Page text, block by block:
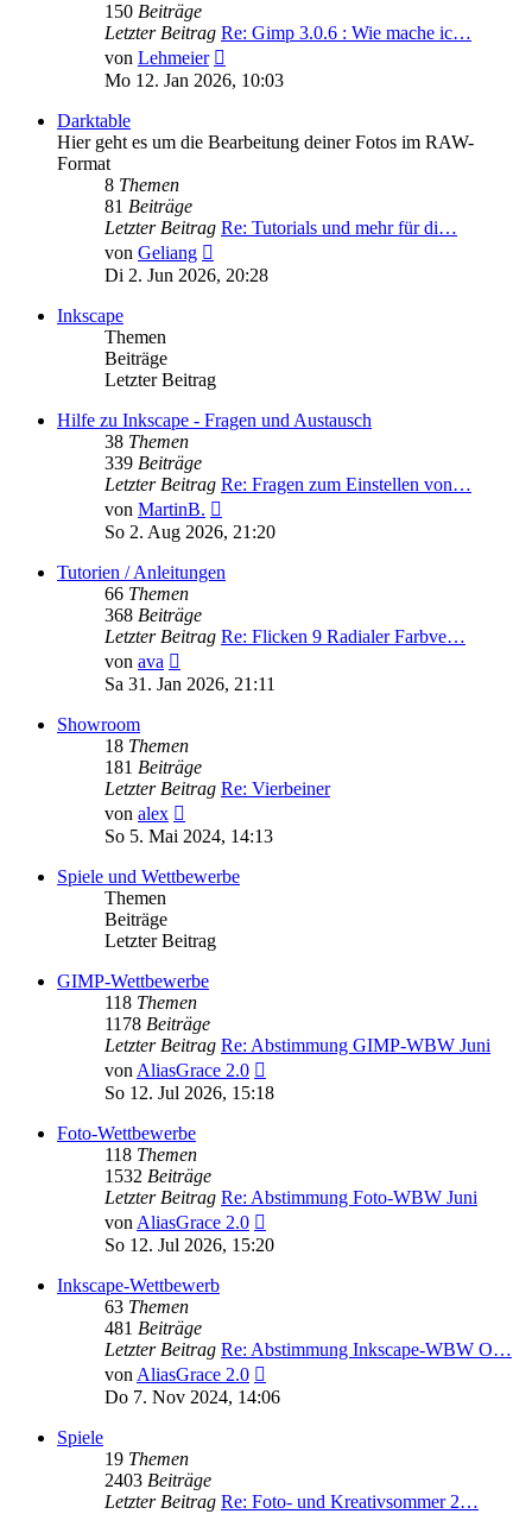
150 Beiträge
Letzter Beitrag Re: Gimp 3.0.6 : Wie mache ic…
von Lehmeier
Beitrag
Mo 12. Jan 2026, 10:03
Darktable
Hier geht es um die Bearbeitung deiner Fotos im RAW-
Format
8 Themen
81 Beiträge
Letzter Beitrag Re: Tutorials und mehr für di…
von Geliang
Beitrag
Di 2. Jun 2026, 20:28
Inkscape
Themen
Beiträge
Letzter Beitrag
Hilfe zu Inkscape - Fragen und Austausch
38 Themen
339 Beiträge
Letzter Beitrag Re: Fragen zum Einstellen von…
von MartinB.
Beitrag
So 2. Aug 2026, 21:20
Tutorien / Anleitungen
66 Themen
368 Beiträge
Letzter Beitrag Re: Flicken 9 Radialer Farbve…
von ava
Beitrag
Sa 31. Jan 2026, 21:11
Showroom
18 Themen
181 Beiträge
Letzter Beitrag Re: Vierbeiner
von alex
Beitrag
So 5. Mai 2024, 14:13
Spiele und Wettbewerbe
Themen
Beiträge
Letzter Beitrag
GIMP-Wettbewerbe
118 Themen
1178 Beiträge
Letzter Beitrag Re: Abstimmung GIMP-WBW Juni
vonAliasGrace 2.0
Beitrag
So 12. Jul 2026, 15:18
Foto-Wettbewerbe
118 Themen
1532 Beiträge
Letzter Beitrag Re: Abstimmung Foto-WBW Juni
vonAliasGrace 2.0
Beitrag
So 12. Jul 2026, 15:20
Inkscape-Wettbewerb
63 Themen
481 Beiträge
Letzter Beitrag Re: Abstimmung Inkscape-WBW O…
vonAliasGrace 2.0
Beitrag
Do 7. Nov 2024, 14:06
Spiele
19 Themen
2403 Beiträge
Letzter Beitrag Re: Foto- und Kreativsommer 2…